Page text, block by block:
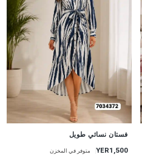
فستان نسائي طويل
YER1,500 متوفر في المخزن